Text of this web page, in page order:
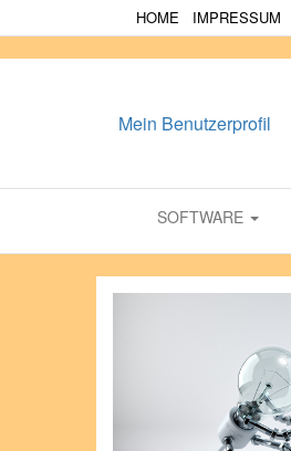
HOME IMPRESSUM
Mein Benutzerprofil
SOFTWARE